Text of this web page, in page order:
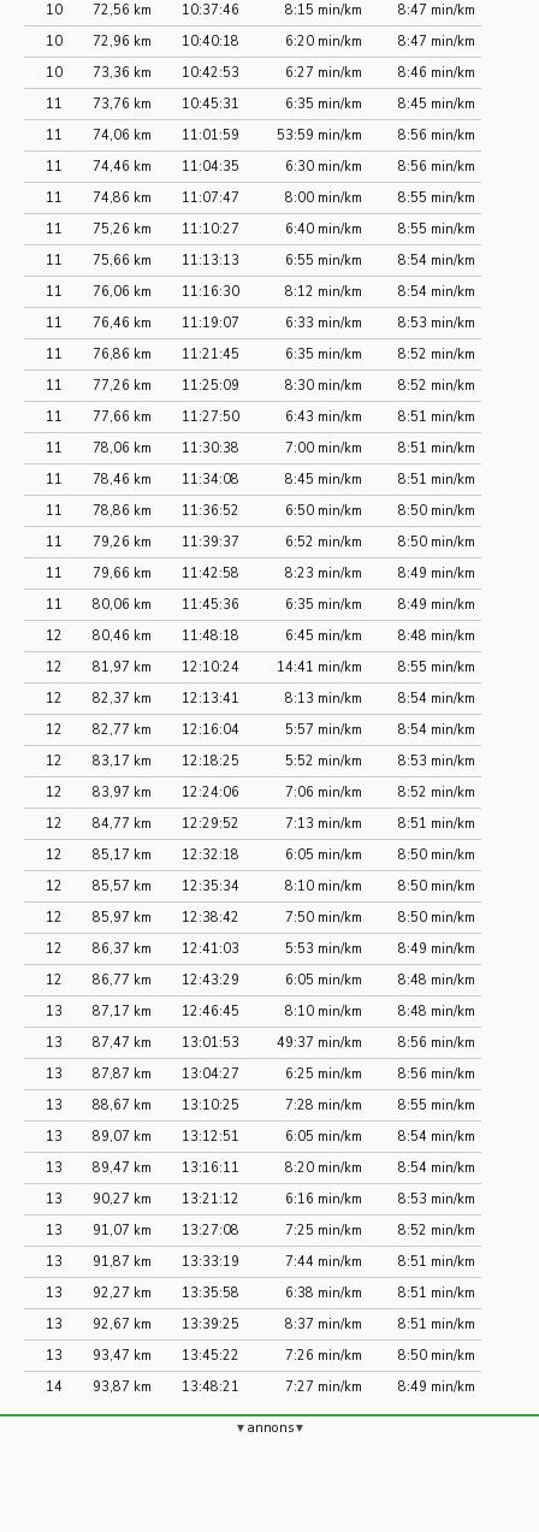
10
72,56 km 10:37:46 8:15 min/km
8:47 min/km
10
72,96 km 10:40:18 6:20 min/km
8:47 min/km
10
73,36 km 10:42:53 6:27 min/km
8:46 min/km
11
73,76 km 10:45:31 6:35 min/km
8:45 min/km
11
74,06 km 11:01:59 53:59 min/km
8:56 min/km
11
74,46 km 11:04:35 6:30 min/km
8:56 min/km
11
74,86 km 11:07:47 8:00 min/km
8:55 min/km
11
75,26 km 11:10:27 6:40 min/km
8:55 min/km
11
75,66 km 11:13:13 6:55 min/km
8:54 min/km
11
76,06 km 11:16:30 8:12 min/km
8:54 min/km
11
76,46 km 11:19:07 6:33 min/km
8:53 min/km
11
76,86 km 11:21:45 6:35 min/km
8:52 min/km
11
77,26 km 11:25:09 8:30 min/km
8:52 min/km
11
77,66 km 11:27:50 6:43 min/km
8:51 min/km
11
78,06 km 11:30:38 7:00 min/km
8:51 min/km
11
78,46 km 11:34:08 8:45 min/km
8:51 min/km
11
78,86 km 11:36:52 6:50 min/km
8:50 min/km
11
79,26 km 11:39:37 6:52 min/km
8:50 min/km
11
79,66 km 11:42:58 8:23 min/km
8:49 min/km
11
80,06 km 11:45:36 6:35 min/km
8:49 min/km
12
80,46 km 11:48:18 6:45 min/km
8:48 min/km
12
81,97 km 12:10:24 14:41 min/km
8:55 min/km
12
82,37 km 12:13:41 8:13 min/km
8:54 min/km
12
82,77 km 12:16:04 5:57 min/km
8:54 min/km
12
83,17 km 12:18:25 5:52 min/km
8:53 min/km
12
83,97 km 12:24:06 7:06 min/km
8:52 min/km
12
84,77 km 12:29:52 7:13 min/km
8:51 min/km
12
85,17 km 12:32:18 6:05 min/km
8:50 min/km
12
85,57 km 12:35:34 8:10 min/km
8:50 min/km
12
85,97 km 12:38:42 7:50 min/km
8:50 min/km
12
86,37 km 12:41:03 5:53 min/km
8:49 min/km
12
86,77 km 12:43:29 6:05 min/km
8:48 min/km
13
87,17 km 12:46:45 8:10 min/km
8:48 min/km
13
87,47 km 13:01:53 49:37 min/km
8:56 min/km
13
87,87 km 13:04:27 6:25 min/km
8:56 min/km
13
88,67 km 13:10:25 7:28 min/km
8:55 min/km
13
89,07 km 13:12:51 6:05 min/km
8:54 min/km
13
89,47 km 13:16:11 8:20 min/km
8:54 min/km
13
90,27 km 13:21:12 6:16 min/km
8:53 min/km
13
91,07 km 13:27:08 7:25 min/km
8:52 min/km
13
91,87 km 13:33:19 7:44 min/km
8:51 min/km
13
92,27 km 13:35:58 6:38 min/km
8:51 min/km
13
92,67 km 13:39:25 8:37 min/km
8:51 min/km
13
93,47 km 13:45:22 7:26 min/km
8:50 min/km
14
93,87 km 13:48:21 7:27 min/km 8:49 min/km
annons